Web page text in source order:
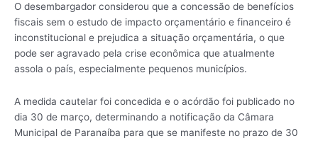
O desembargador considerou que a concessão de benefícios
fiscais sem o estudo de impacto orçamentário e financeiro é
inconstitucional e prejudica a situação orçamentária, o que
pode ser agravado pela crise econômica que atualmente
assola o país, especialmente pequenos municípios.
A medida cautelar foi concedida e o acórdão foi publicado no
dia 30 de março, determinando a notificação da Câmara
Municipal de Paranaíba para que se manifeste no prazo de 30